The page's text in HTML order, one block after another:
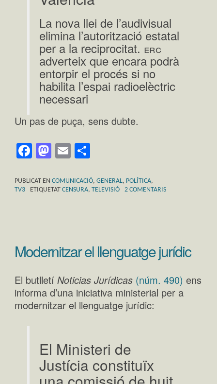
La nova llei de l’audivisual
elimina l’autorització estatal
per a la reciprocitat. erc
adverteix que encara podrà
entorpir el procés si no
habilita l’espai radioelèctric
necessari
Un pas de puça, sens dubte.
Facebook
Mastodon
Email
PUBLICAT EN COMUNICACIÓ, GENERAL, POLÍTICA,
TV3
ETIQUETAT CENSURA, TELEVISIÓ 2 COMENTARIS
Modernitzar el llenguatge jurídic
El butlletí Noticias Jurídicas (núm. 490) ens
informa d’una iniciativa ministerial per a
modernitzar el llenguatge jurídic:
El Ministeri de
Justícia constituïx